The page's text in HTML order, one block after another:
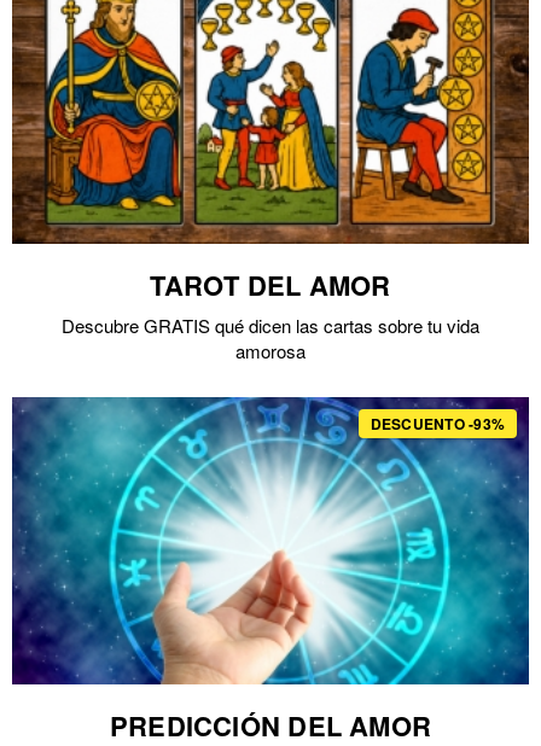
TAROT DEL AMOR
Descubre GRATIS qué dicen las cartas sobre tu vida
amorosa
DESCUENTO -93%
PREDICCIÓN DEL AMOR